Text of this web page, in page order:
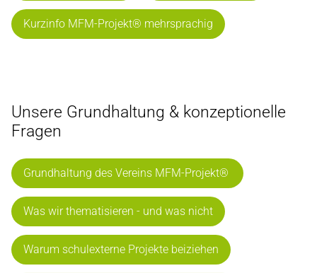
Kurzinfo MFM-Projekt® mehrsprachig
Unsere Grundhaltung & konzeptionelle
Fragen
Grundhaltung des Vereins MFM-Projekt®
Was wir thematisieren - und was nicht
Warum schulexterne Projekte beiziehen